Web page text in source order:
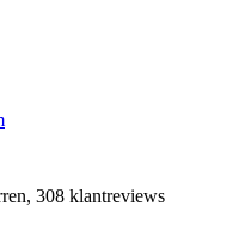
308 klantreviews